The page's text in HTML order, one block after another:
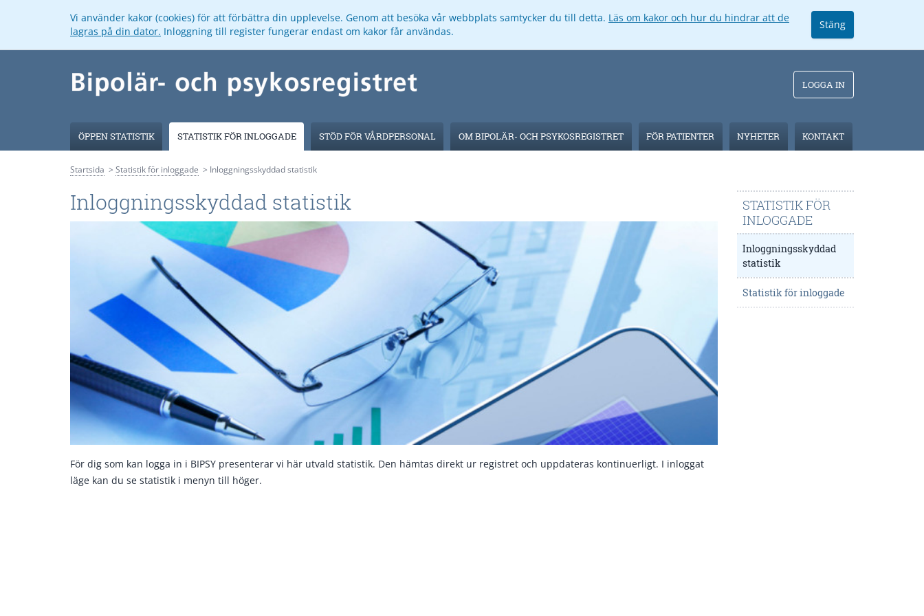
Vi använder kakor (cookies) för att förbättra din upplevelse. Genom att besöka vår webbplats samtycker du till detta. Läs om kakor och hur du hindrar att de
lagras på din dator. Inloggning till register fungerar endast om kakor får användas.
Stäng
LOGGA IN
ÖPPEN STATISTIK STATISTIK FÖR INLOGGADE STÖD FÖR VÅRDPERSONAL OM BIPOLÄR- OCH PSYKOSREGISTRET FÖR PATIENTER NYHETER KONTAKT
Startsida Statistik för inloggade Inloggningsskyddad statistik
Inloggningsskyddad statistik
För dig som kan logga in i BIPSY presenterar vi här utvald statistik. Den hämtas direkt ur registret och uppdateras kontinuerligt. I inloggat
läge kan du se statistik i menyn till höger.
STATISTIK FÖR
INLOGGADE
Inloggningsskyddad
statistik
Statistik för inloggade